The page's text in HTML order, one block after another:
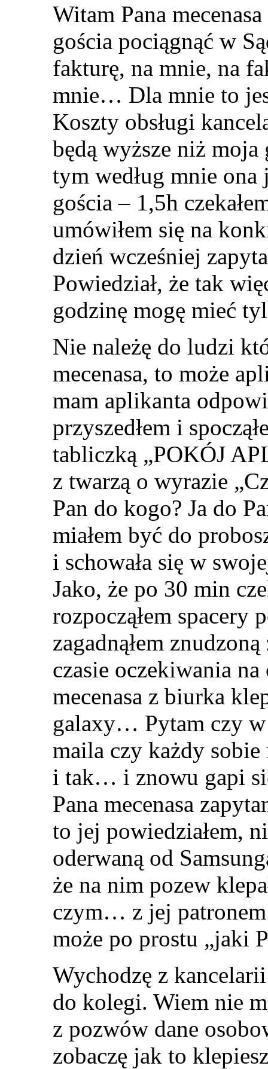
Witam Pana
gościa pociągnąć w
fakturę, na mnie, na
mnie… Dla mnie to
Koszty obsługi
będą wyższe niż
tym według mnie
gościa – 1,5h
umówiłem się na
dzień wcześniej
Powiedział, że tak
godzinę mogę mieć
Nie należę do ludzi
mecenasa, to może
mam aplikanta
przyszedłem i
tabliczką „POKÓJ
z twarzą o wyrazie
Pan do kogo? Ja do
miałem być do
i schowała się w
Jako, że po 30 min
rozpocząłem spacery
zagadnąłem
czasie oczekiwania
mecenasa z biurka
galaxy… Pytam czy w
maila czy każdy
i tak… i znowu gapi
Pana mecenasa
to jej powiedziałem,
oderwaną od
że na nim pozew
czym… z jej patronem
może po prostu „jaki
Wychodzę z
do kolegi. Wiem nie
z pozwów dane
zobaczę jak to